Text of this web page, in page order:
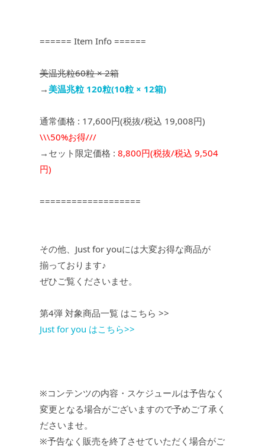
====== Item Info ======
美温兆粒60粒 × 2箱
→美温兆粒 120粒(10粒 × 12箱)
通常価格 : 17,600円(税抜/税込 19,008円)
\\\50%お得///
→セット限定価格 : 8,800円(税抜/税込 9,504
円)
===================
その他、Just for youには大変お得な商品が
揃っております♪
ぜひご覧くださいませ。
第4弾 対象商品一覧 はこちら >>
Just for you はこちら>>
※コンテンツの内容・スケジュールは予告なく
変更となる場合がございますので予めご了承く
ださいませ。
※予告なく販売を終了させていただく場合がご